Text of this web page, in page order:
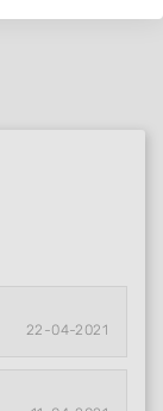
22-04-2021